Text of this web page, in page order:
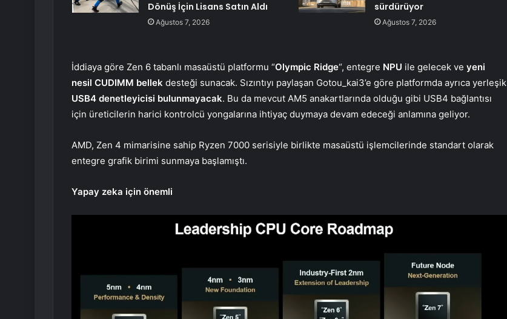
Dönüş İçin Lisans Satın Aldı
Ağustos 7, 2026
sürdürüyor
Ağustos 7, 2026
İddiaya göre Zen 6 tabanlı masaüstü platformu “Olympic Ridge“, entegre NPU ile gelecek ve yeni
nesil CUDIMM bellek desteği sunacak. Sızıntıyı paylaşan Gotou_kai3’e göre platformda ayrıca yerleşik
USB4 denetleyicisi bulunmayacak. Bu da mevcut AM5 anakartlarında olduğu gibi USB4 bağlantısı
için üreticilerin harici kontrolcü yongalarına ihtiyaç duymaya devam edeceği anlamına geliyor.
AMD, Zen 4 mimarisine sahip Ryzen 7000 serisiyle birlikte masaüstü işlemcilerinde standart olarak
entegre grafik birimi sunmaya başlamıştı.
Yapay zeka için önemli